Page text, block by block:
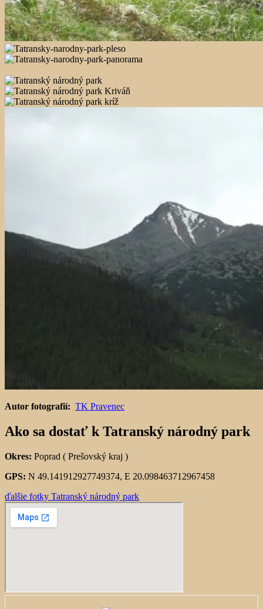
Autor fotografií: TK Pravenec
Ako sa dostať k Tatranský národný park
Okres: Poprad ( Prešovský kraj )
GPS: N 49.141912927749374, E 20.098463712967458
ďalšie fotky Tatranský národný park